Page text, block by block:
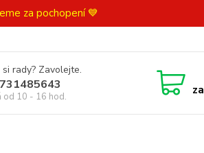
za pochopení 💙
rady? Zavolejte.
od 10 - 16 hod. za